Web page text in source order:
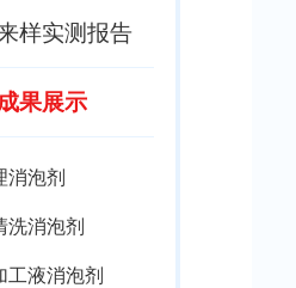
样实测报告
果展示
消泡剂
洗消泡剂
工液消泡剂